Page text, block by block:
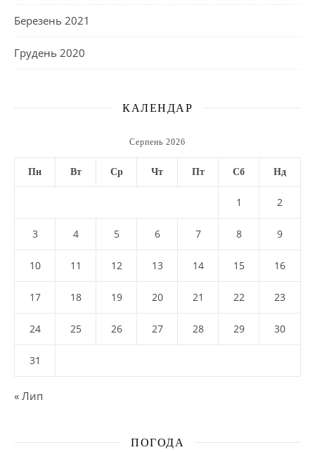
Березень 2021
Грудень 2020
КАЛЕНДАР
Серпень 2026
Пн Вт Ср Чт Пт Сб Нд
1 2
3 4 5 6 7 8 9
10 11 12 13 14 15 16
17 18 19 20 21 22 23
24 25 26 27 28 29 30
31
« Лип
ПОГОДА